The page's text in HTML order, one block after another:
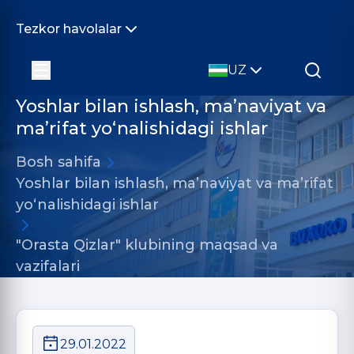
Tezkor havolalar
UZ
Yoshlar bilan ishlash, ma’naviyat va
ma’rifat yo‘nalishidagi ishlar
Bosh sahifa
Yoshlar bilan ishlash, ma’naviyat va ma’rifat
yo‘nalishidagi ishlar
"Orasta Qizlar" klubining maqsad va
vazifalari
29.01.2022